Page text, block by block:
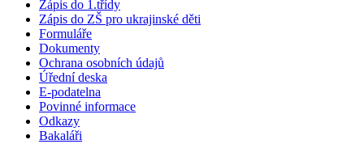
Zápis do 1.třídy
Zápis do ZŠ pro ukrajinské děti
Formuláře
Dokumenty
Ochrana osobních údajů
Úřední deska
E-podatelna
Povinné informace
Odkazy
Bakaláři